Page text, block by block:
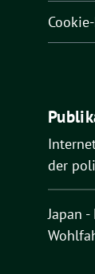
der
Japan